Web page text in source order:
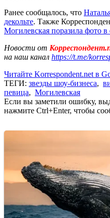
Ранее сообщалось, что
декольте. Также
Могилевская поразила фото в
Новости от
на наш канал https://t.me/
Читайте Korrespondent.net в
ТЕГИ: звезды шоу-бизнеса,
певица, Могилевская
Если вы заметили ошибку,
нажмите Ctrl+Enter, чтобы